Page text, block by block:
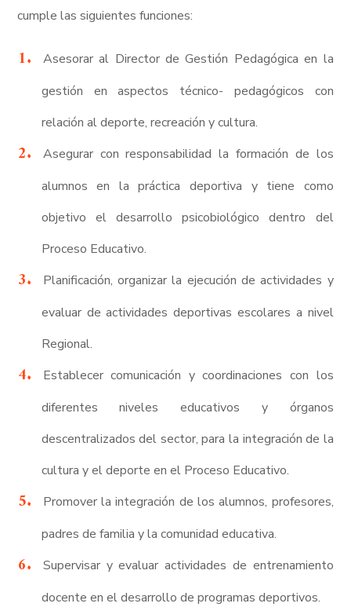
cumple las siguientes funciones:
Asesorar al Director de Gestión Pedagógica en la
gestión en aspectos técnico- pedagógicos con
relación al deporte, recreación y cultura.
Asegurar con responsabilidad la formación de los
alumnos en la práctica deportiva y tiene como
objetivo el desarrollo psicobiológico dentro del
Proceso Educativo.
Planificación, organizar la ejecución de actividades y
evaluar de actividades deportivas escolares a nivel
Regional.
Establecer comunicación y coordinaciones con los
diferentes niveles educativos y órganos
descentralizados del sector, para la integración de la
cultura y el deporte en el Proceso Educativo.
Promover la integración de los alumnos, profesores,
padres de familia y la comunidad educativa.
Supervisar y evaluar actividades de entrenamiento
docente en el desarrollo de programas deportivos.